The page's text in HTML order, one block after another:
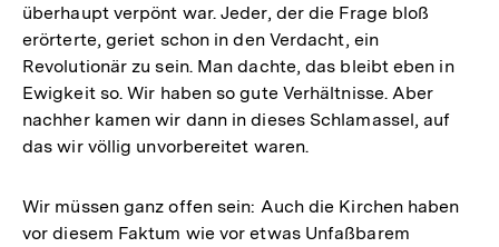
überhaupt verpönt war. Jeder, der die Frage bloß
erörterte, geriet schon in den Verdacht, ein
Revolutionär zu sein. Man dachte, das bleibt eben in
Ewigkeit so. Wir haben so gute Verhältnisse. Aber
nachher kamen wir dann in dieses Schlamassel, auf
das wir völlig unvorbereitet waren.
Wir müssen ganz offen sein: Auch die Kirchen haben
vor diesem Faktum wie vor etwas Unfaßbarem